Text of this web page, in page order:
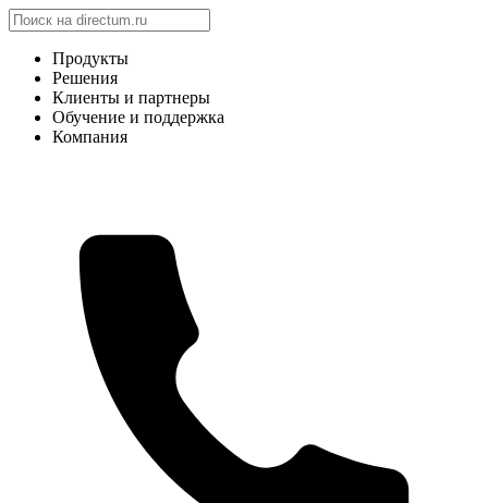
Продукты
Решения
Клиенты и партнеры
Обучение и поддержка
Компания